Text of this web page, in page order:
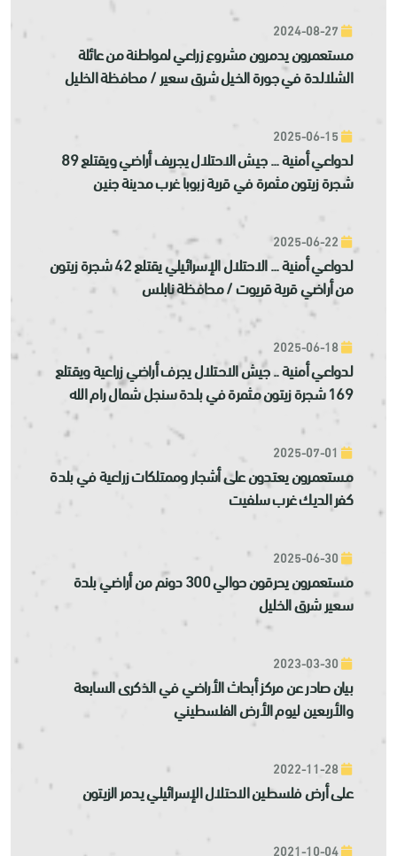
مستعمرون يدمرون مشروع زراعي لمواطنة من عائلة
الشلالدة في جورة الخيل شرق سعير / محافظة الخليل
لدواعي أمنية ... جيش الاحتلال يجريف أراضي ويقتلع 89
شجرة زيتون مثمرة في قرية زبوبا غرب مدينة جنين
لدواعي أمنية ... الاحتلال الإسرائيلي يقتلع 42 شجرة زيتون
من أراضي قرية قريوت / محافظة نابلس
لدواعي أمنية .. جيش الاحتلال يجرف أراضي زراعية ويقتلع
169 شجرة زيتون مثمرة في بلدة سنجل شمال رام الله
مستعمرون يعتدون على أشجار وممتلكات زراعية في بلدة
كفر الديك غرب سلفيت
مستعمرون يحرقون حوالي 300 دونم من أراضي بلدة
سعير شرق الخليل
بيان صادر عن مركز أبحاث الأراضي في الذكرى السابعة
والأربعين ليوم الأرض الفلسطيني
على أرض فلسطين الاحتلال الإسرائيلي يدمر الزيتون